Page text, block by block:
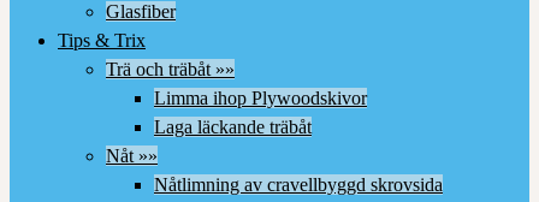
Glasfiber
Tips & Trix
Trä och träbåt »»
Limma ihop Plywoodskivor
Laga läckande träbåt
Nåt »»
Nåtlimning av cravellbyggd skrovsida